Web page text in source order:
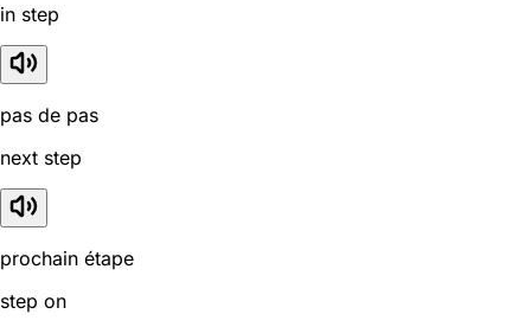
in step
pas de pas
next step
prochain étape
step on